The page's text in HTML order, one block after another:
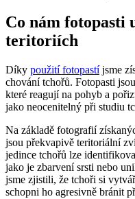
Co nám fotopasti
teritoriích
Díky použití fotopastíjsme
chování tchořů. Fotopasti
které reagují na pohyb a
jako neocenitelný při studiu
Na základě fotografií
jsou překvapivě teritoriální
jedince tchořů lze
jako je zbarvení srsti nebo
jsme zjistili, že tchoři si
schopni ho agresivně bránit